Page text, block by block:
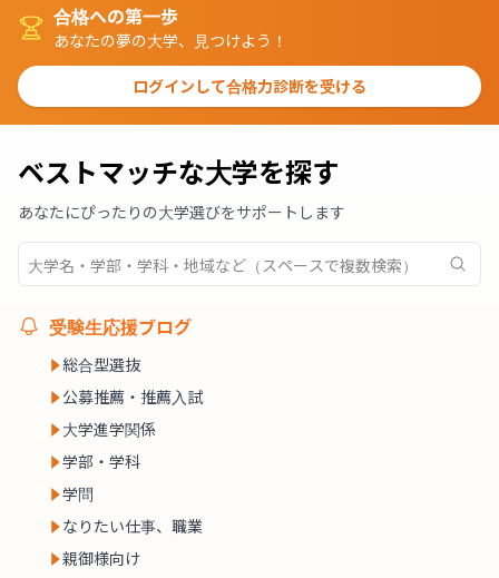
合格への第一歩
あなたの夢の大学、見つけよう！
ログインして合格力診断を受ける
ベストマッチな大学を探す
あなたにぴったりの大学選びをサポートします
受験生応援ブログ
総合型選抜
公募推薦・推薦入試
大学進学関係
学部・学科
学問
なりたい仕事、職業
親御様向け